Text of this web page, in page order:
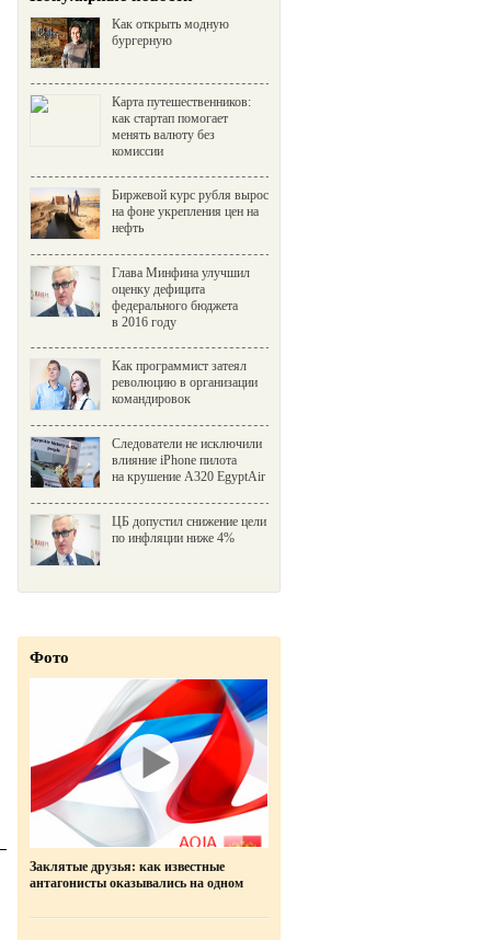
Как открыть модную
бургерную
Карта путешественников:
как стартап помогает
менять валюту без
комиссии
Биржевой курс рубля вырос
на фоне укрепления цен на
нефть
Глава Минфина улучшил
оценку дефицита
федерального бюджета
в 2016 году
Как программист затеял
революцию в организации
командировок
Следователи не исключили
влияние iPhone пилота
на крушение A320 EgyptAir
ЦБ допустил снижение цели
по инфляции ниже 4%
Фото
Заклятые друзья: как известные
антагонисты оказывались на одном